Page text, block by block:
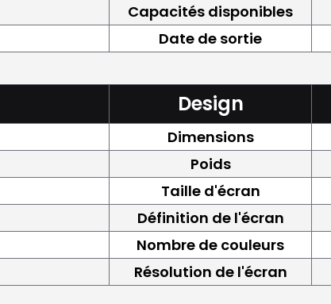
Capacités disponibles
Date de sortie
Design
Dimensions
Poids
Taille d'écran
Définition de l'écran
Nombre de couleurs
Résolution de l'écran